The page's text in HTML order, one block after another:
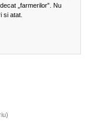
„farmerilor”. Nu
si atat.